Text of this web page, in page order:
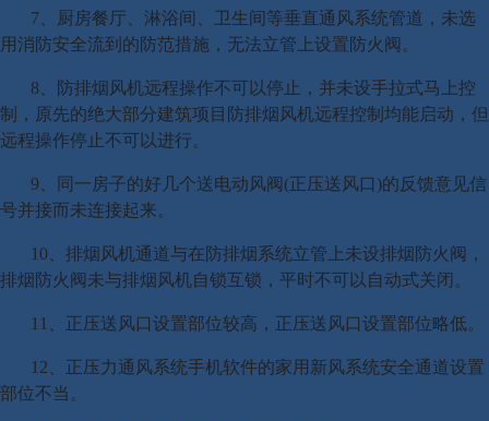
7、厨房餐厅、淋浴间、卫生间等垂直通风系统管道，未选
用消防安全流到的防范措施，无法立管上设置防火阀。
8、防排烟风机远程操作不可以停止，并未设手拉式马上控
制，原先的绝大部分建筑项目防排烟风机远程控制均能启动，但
远程操作停止不可以进行。
9、同一房子的好几个送电动风阀(正压送风口)的反馈意见信
号并接而未连接起来。
10、排烟风机通道与在防排烟系统立管上未设排烟防火阀，
排烟防火阀未与排烟风机自锁互锁，平时不可以自动式关闭。
11、正压送风口设置部位较高，正压送风口设置部位略低。
12、正压力通风系统手机软件的家用新风系统安全通道设置
部位不当。